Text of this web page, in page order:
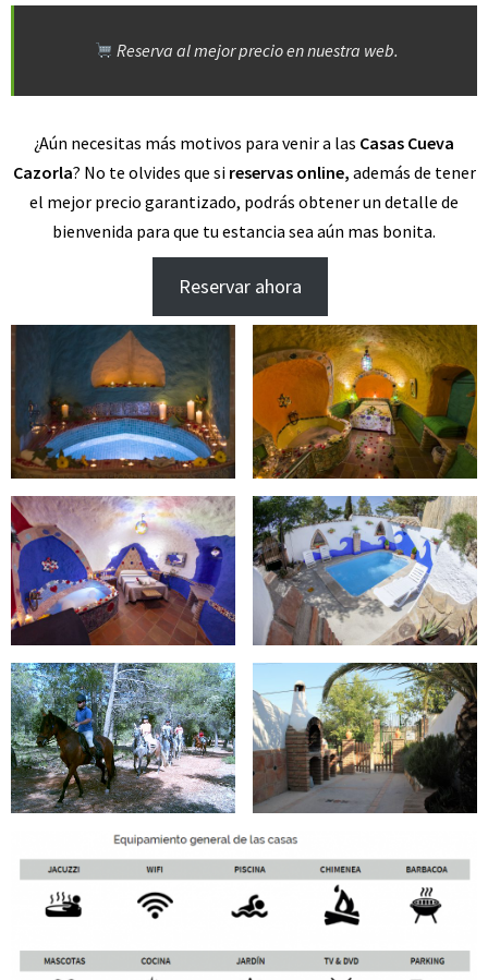
Reserva al mejor precio en nuestra web.
¿Aún necesitas más motivos para venir a las Casas Cueva
Cazorla? No te olvides que si reservas online, además de tener
el mejor precio garantizado, podrás obtener un detalle de
bienvenida para que tu estancia sea aún mas bonita.
Reservar ahora